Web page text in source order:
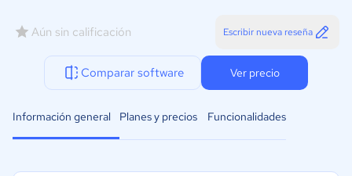
Aún sin calificación Escribir nueva reseña
Comparar software Ver precio
Información general Planes y precios Funcionalidades